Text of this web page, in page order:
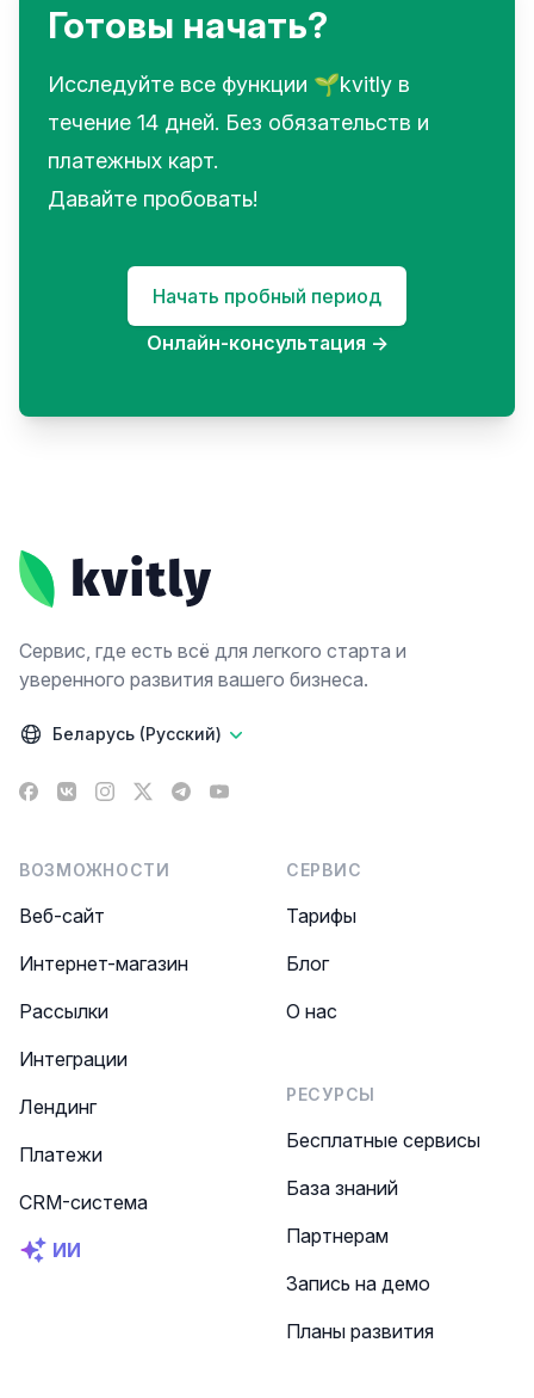
Готовы начать?
Исследуйте все функции 🌱kvitly в
течение 14 дней. Без обязательств и
платежных карт.
Давайте пробовать!
Начать пробный период
Онлайн-консультация →
Сервис, где есть всё для легкого старта и
уверенного развития вашего бизнеса.
Беларусь (Русский)
Facebook
VK Instagram
X TelegramYouTube
ВОЗМОЖНОСТИ
Веб-сайт
Интернет-магазин
Рассылки
Интеграции
Лендинг
Платежи
CRM-система
ИИ
СЕРВИС
Тарифы
Блог
О нас
РЕСУРСЫ
Бесплатные сервисы
База знаний
Партнерам
Запись на демо
Планы развития